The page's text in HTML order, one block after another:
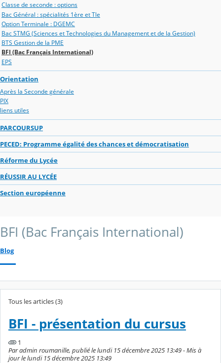
Classe de seconde : options
Bac Général : spécialités 1ère et Tle
Option Terminale : DGEMC
Bac STMG (Sciences et Technologies du Management et de la Gestion)
BTS Gestion de la PME
BFI (Bac Français International)
EPS
Orientation
Après la Seconde générale
PIX
liens utiles
PARCOURSUP
PECED: Programme égalité des chances et démocratisation
Réforme du Lycée
RÉUSSIR AU LYCÉE
Section européenne
BFI (Bac Français International)
Blog
Tous les articles (3)
BFI - présentation du cursus
1
Par admin roumanille, publié le lundi 15 décembre 2025 13:49 - Mis à
jour le lundi 15 décembre 2025 13:49